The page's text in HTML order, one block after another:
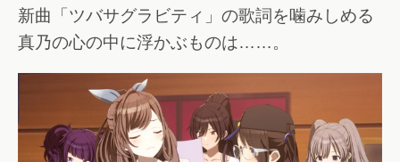
新曲「ツバサグラビティ」の歌詞を噛みしめる
真乃の心の中に浮かぶものは……。